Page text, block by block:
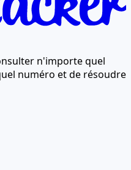
n'importe quel
numéro et de résoudre